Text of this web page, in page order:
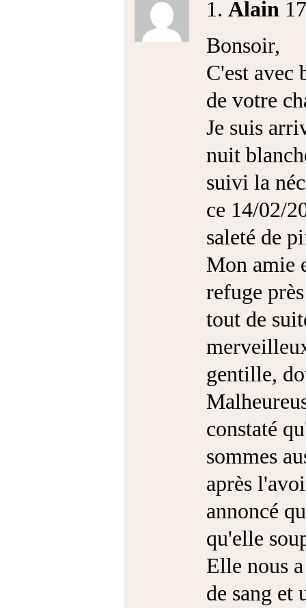
1. Alain
Bonsoir,
C'est avec
de votre
Je suis
nuit
suivi la
ce 14/02/
saleté de
Mon amie
refuge
tout de
gentille,
constaté
sommes
après
annoncé
qu'elle
Elle nous
de sang